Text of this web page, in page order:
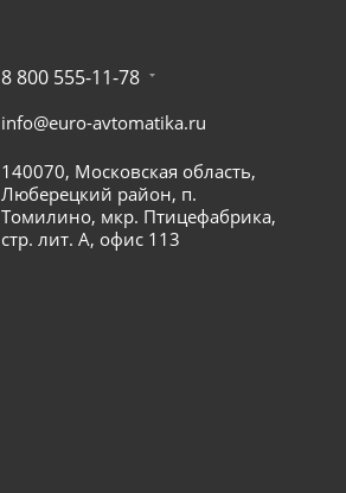
8 800 555-11-78
info@euro-avtomatika.ru
140070, Московская область,
Люберецкий район, п.
Томилино, мкр. Птицефабрика,
стр. лит. А, офис 113